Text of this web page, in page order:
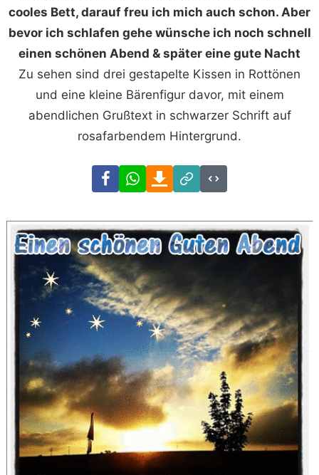
cooles Bett, darauf freu ich mich auch schon. Aber
bevor ich schlafen gehe wünsche ich noch schnell
einen schönen Abend & später eine gute Nacht
Zu sehen sind drei gestapelte Kissen in Rottönen
und eine kleine Bärenfigur davor, mit einem
abendlichen Grußtext in schwarzer Schrift auf
rosafarbendem Hintergrund.
FacebookWhatsAppDownload
Link
Code